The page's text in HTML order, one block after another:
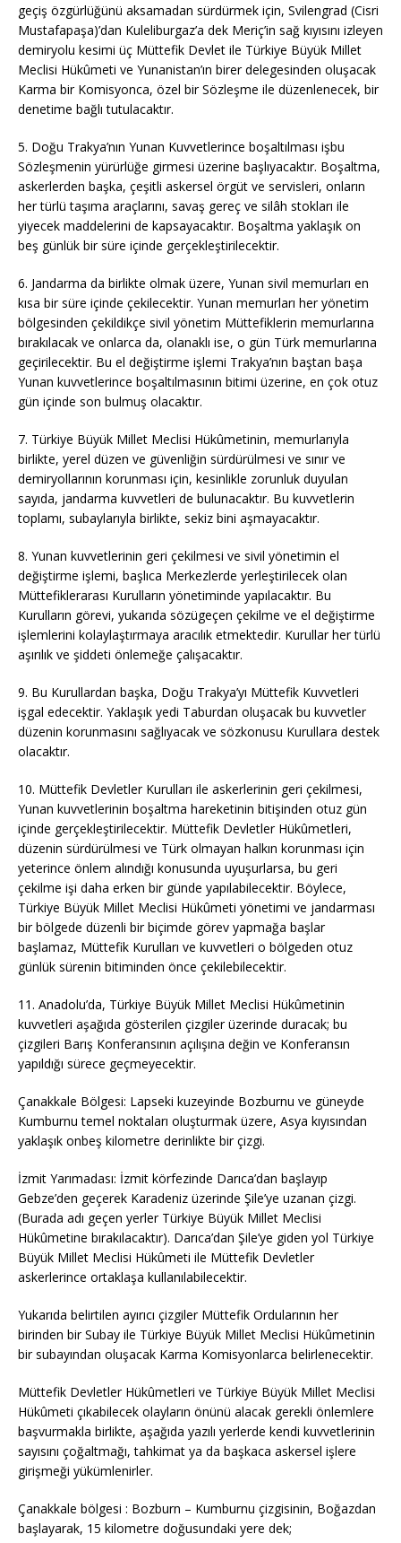
geçiş özgürlüğünü aksamadan sürdürmek için, Svilengrad (Cisri
Mustafapaşa)’dan Kuleliburgaz’a dek Meriç’in sağ kıyısını izleyen
demiryolu kesimi üç Müttefik Devlet ile Türkiye Büyük Millet
Meclisi Hükûmeti ve Yunanistan’ın birer delegesinden oluşacak
Karma bir Komisyonca, özel bir Sözleşme ile düzenlenecek, bir
denetime bağlı tutulacaktır.
5. Doğu Trakya’nın Yunan Kuvvetlerince boşaltılması işbu
Sözleşmenin yürürlüğe girmesi üzerine başlıyacaktır. Boşaltma,
askerlerden başka, çeşitli askersel örgüt ve servisleri, onların
her türlü taşıma araçlarını, savaş gereç ve silâh stokları ile
yiyecek maddelerini de kapsayacaktır. Boşaltma yaklaşık on
beş günlük bir süre içinde gerçekleştirilecektir.
6. Jandarma da birlikte olmak üzere, Yunan sivil memurları en
kısa bir süre içinde çekilecektir. Yunan memurları her yönetim
bölgesinden çekildikçe sivil yönetim Müttefiklerin memurlarına
bırakılacak ve onlarca da, olanaklı ise, o gün Türk memurlarına
geçirilecektir. Bu el değiştirme işlemi Trakya’nın baştan başa
Yunan kuvvetlerince boşaltılmasının bitimi üzerine, en çok otuz
gün içinde son bulmuş olacaktır.
7. Türkiye Büyük Millet Meclisi Hükûmetinin, memurlarıyla
birlikte, yerel düzen ve güvenliğin sürdürülmesi ve sınır ve
demiryollarının korunması için, kesinlikle zorunluk duyulan
sayıda, jandarma kuvvetleri de bulunacaktır. Bu kuvvetlerin
toplamı, subaylarıyla birlikte, sekiz bini aşmayacaktır.
8. Yunan kuvvetlerinin geri çekilmesi ve sivil yönetimin el
değiştirme işlemi, başlıca Merkezlerde yerleştirilecek olan
Müttefiklerarası Kurulların yönetiminde yapılacaktır. Bu
Kurulların görevi, yukarıda sözügeçen çekilme ve el değiştirme
işlemlerini kolaylaştırmaya aracılık etmektedir. Kurullar her türlü
aşırılık ve şiddeti önlemeğe çalışacaktır.
9. Bu Kurullardan başka, Doğu Trakya’yı Müttefik Kuvvetleri
işgal edecektir. Yaklaşık yedi Taburdan oluşacak bu kuvvetler
düzenin korunmasını sağlıyacak ve sözkonusu Kurullara destek
olacaktır.
10. Müttefik Devletler Kurulları ile askerlerinin geri çekilmesi,
Yunan kuvvetlerinin boşaltma hareketinin bitişinden otuz gün
içinde gerçekleştirilecektir. Müttefik Devletler Hükûmetleri,
düzenin sürdürülmesi ve Türk olmayan halkın korunması için
yeterince önlem alındığı konusunda uyuşurlarsa, bu geri
çekilme işi daha erken bir günde yapılabilecektir. Böylece,
Türkiye Büyük Millet Meclisi Hükûmeti yönetimi ve jandarması
bir bölgede düzenli bir biçimde görev yapmağa başlar
başlamaz, Müttefik Kurulları ve kuvvetleri o bölgeden otuz
günlük sürenin bitiminden önce çekilebilecektir.
11. Anadolu’da, Türkiye Büyük Millet Meclisi Hükûmetinin
kuvvetleri aşağıda gösterilen çizgiler üzerinde duracak; bu
çizgileri Barış Konferansının açılışına değin ve Konferansın
yapıldığı sürece geçmeyecektir.
Çanakkale Bölgesi: Lapseki kuzeyinde Bozburnu ve güneyde
Kumburnu temel noktaları oluşturmak üzere, Asya kıyısından
yaklaşık onbeş kilometre derinlikte bir çizgi.
İzmit Yarımadası: İzmit körfezinde Darıca’dan başlayıp
Gebze’den geçerek Karadeniz üzerinde Şile’ye uzanan çizgi.
(Burada adı geçen yerler Türkiye Büyük Millet Meclisi
Hükûmetine bırakılacaktır). Darıca’dan Şile’ye giden yol Türkiye
Büyük Millet Meclisi Hükûmeti ile Müttefik Devletler
askerlerince ortaklaşa kullanılabilecektir.
Yukarıda belirtilen ayırıcı çizgiler Müttefik Ordularının her
birinden bir Subay ile Türkiye Büyük Millet Meclisi Hükûmetinin
bir subayından oluşacak Karma Komisyonlarca belirlenecektir.
Müttefik Devletler Hükûmetleri ve Türkiye Büyük Millet Meclisi
Hükûmeti çıkabilecek olayların önünü alacak gerekli önlemlere
başvurmakla birlikte, aşağıda yazılı yerlerde kendi kuvvetlerinin
sayısını çoğaltmağı, tahkimat ya da başkaca askersel işlere
girişmeği yükümlenirler.
Çanakkale bölgesi : Bozburn – Kumburnu çizgisinin, Boğazdan
başlayarak, 15 kilometre doğusundaki yere dek;